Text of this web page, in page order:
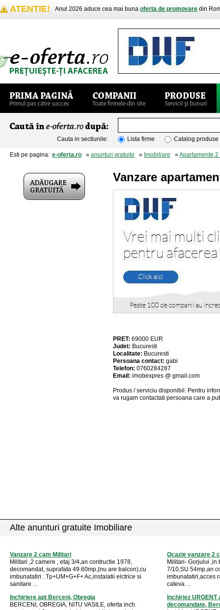
ATENTIE! Anul 2026 aduce cea mai buna oferta de promovare din
Cauta in sectiunile: Lista firme Catalog produse
Esti pe pagina: e-oferta.ro » anunturi gratuite » Imobiliare »Apartamente 2
Vanzare
PRET: 69000 EUR
Judet: Bucuresti
Localitate: Bucuresti
Persoana contact: gabi
Telefon: 0760284287
Email: imobexpres @ gmail.com
Produs / serviciu disponibil . Pentru
va rugam contactati persoana care a
Alte anunturi gratuite Imobiliare
Vanzare 2 cam Militari
Militari ,2 camere , etaj 3/4,an contructie 1978,
decomandat, suprafata 49.60mp,(nu are balcon),cu
imbunatatiri : Tp+UM+G+F+ Ac,instalatii elctrice si
sanitare ...
Ocazie vanzare 2
Militari- Gorjului ,in
7/10,SU 54mp,an
imbunatatiri,acces
cateva ...
Inchiriere apt Berceni, Obregia
BERCENI, OBREGIA, NITU VASILE, oferta inch.
Inchiriez
decomandate,